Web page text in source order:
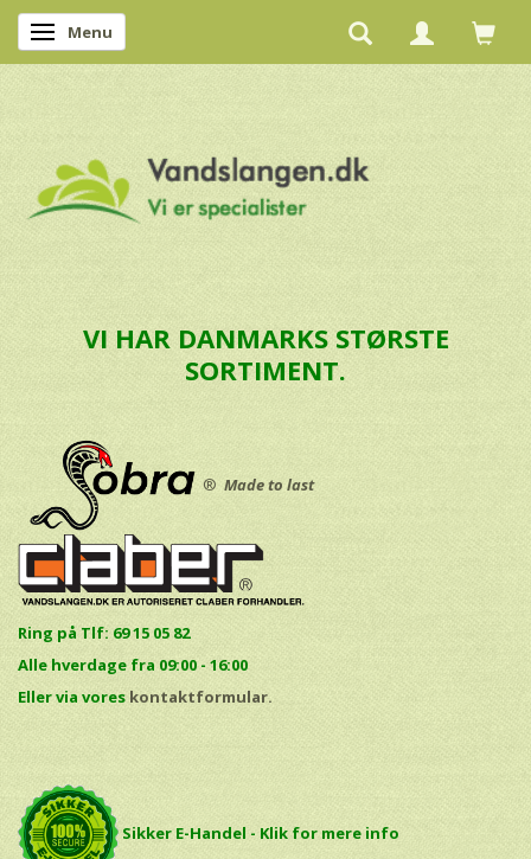
Skifte navigation
Menu
VI HAR DANMARKS STØRSTE
SORTIMENT.
® Made to last
Ring på Tlf: 69 15 05 82
Alle hverdage fra 09:00 - 16:00
Eller via vores kontaktformular.
Sikker E-Handel - Klik for mere info